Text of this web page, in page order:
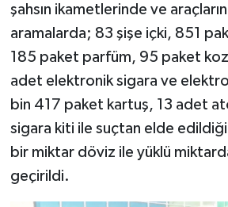
şahsın ikametlerinde ve
aramalarda; 83 şişe içki, 851
185 paket parfüm, 95 paket
adet elektronik sigara ve
bin 417 paket kartuş, 13 adet
sigara kiti ile suçtan elde
bir miktar döviz ile yüklü
geçirildi.